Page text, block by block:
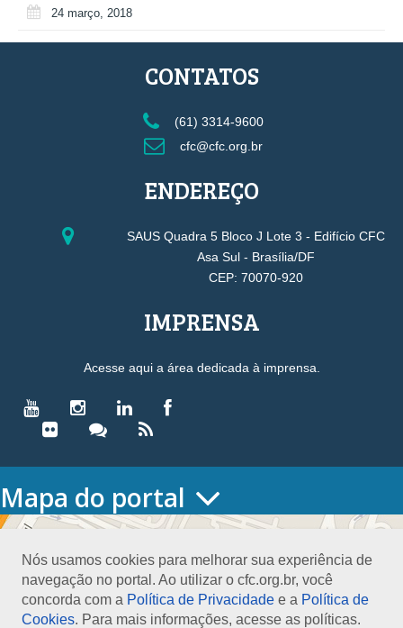
24 março, 2018
Nós usamos cookies para melhorar sua experiência de
navegação no portal. Ao utilizar o cfc.org.br, você
concorda com a Política de Privacidade e a Política de
Cookies. Para mais informações, acesse as políticas.
CONTATOS
(61) 3314-9600
cfc@cfc.org.br
ENDEREÇO
SAUS Quadra 5 Bloco J Lote 3 - Edifício CFC
Asa Sul - Brasília/DF
CEP: 70070-920
IMPRENSA
Acesse aqui a área dedicada à imprensa.
Mapa do portal
HOME
Conselho Diretor
Nossa Sede
Planejamento
Organograma